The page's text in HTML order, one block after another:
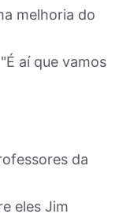
melhoria do
aí que vamos
da
eles Jim